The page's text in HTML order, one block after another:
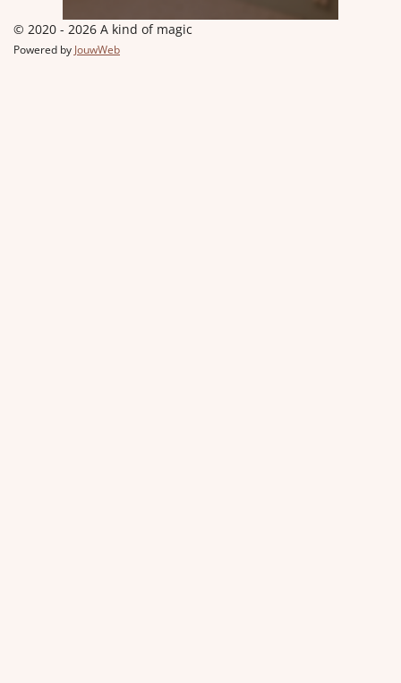
© 2020 - 2026 A kind of magic
Powered by JouwWeb